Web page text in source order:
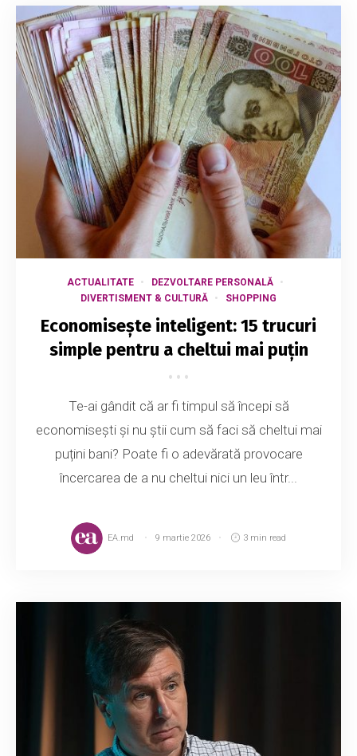
ACTUALITATE
DEZVOLTARE PERSONALĂ
DIVERTISMENT & CULTURĂ
SHOPPING
Economisește inteligent: 15 trucuri
simple pentru a cheltui mai puțin
Te-ai gândit că ar fi timpul să începi să
economisești și nu știi cum să faci să cheltui mai
puțini bani? Poate fi o adevărată provocare
încercarea de a nu cheltui nici un leu într...
EA.md 9 martie 2026 3 min read